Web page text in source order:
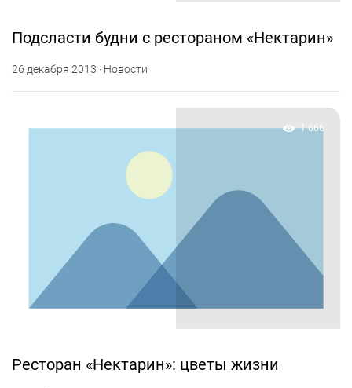
Подсласти будни с рестораном «Нектарин»
26 декабря 2013 · Новости
1 666
Ресторан «Нектарин»: цветы жизни